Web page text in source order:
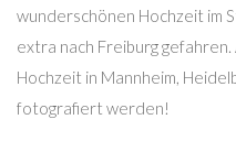
wunderschönen Hochzeit im
extra nach Freiburg
Hochzeit in Mannheim,
fotografiert werden!